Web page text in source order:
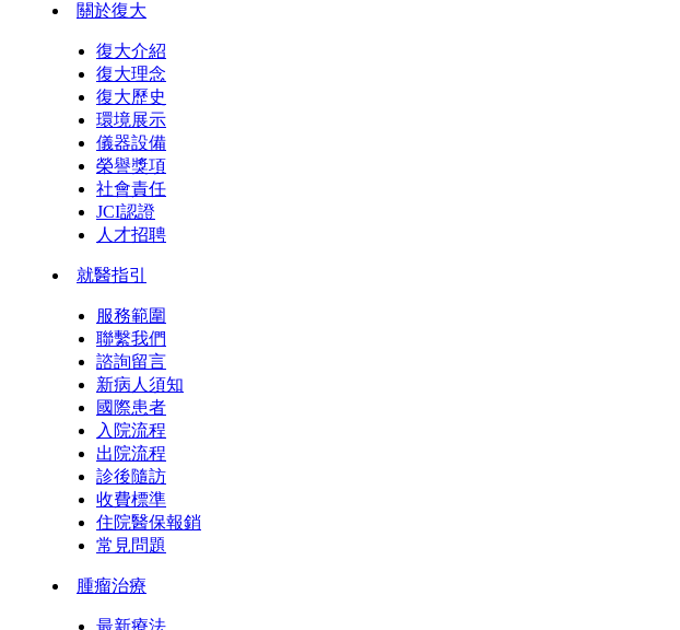
關於復大
復大介紹
復大理念
復大歷史
環境展示
儀器設備
榮譽獎項
社會責任
JCI認證
人才招聘
就醫指引
服務範圍
聯繫我們
諮詢留言
新病人須知
國際患者
入院流程
出院流程
診後隨訪
收費標準
住院醫保報銷
常見問題
腫瘤治療
最新療法